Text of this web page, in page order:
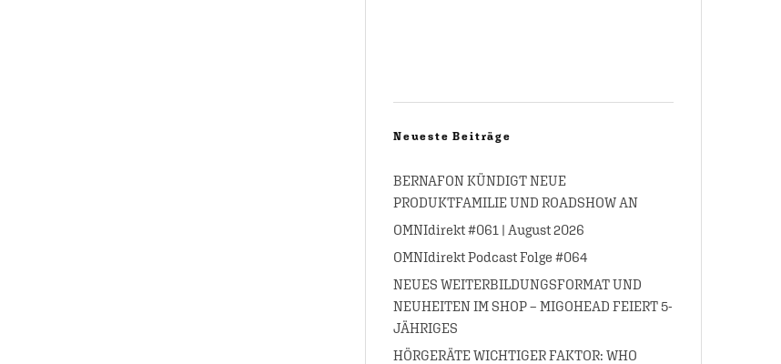
Neueste Beiträge
BERNAFON KÜNDIGT NEUE
PRODUKTFAMILIE UND ROADSHOW AN
OMNIdirekt #061 | August 2026
OMNIdirekt Podcast Folge #064
NEUES WEITERBILDUNGSFORMAT UND
NEUHEITEN IM SHOP – MIGOHEAD FEIERT 5-
JÄHRIGES
HÖRGERÄTE WICHTIGER FAKTOR: WHO